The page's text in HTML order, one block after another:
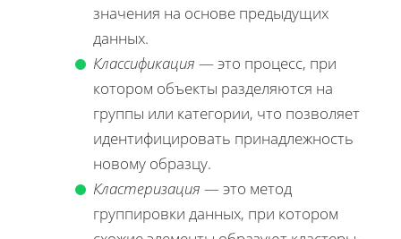
значения на основе предыдущих
данных.
Классификация — это процесс, при
котором объекты разделяются на
группы или категории, что позволяет
идентифицировать принадлежность
новому образцу.
Кластеризация — это метод
группировки данных, при котором